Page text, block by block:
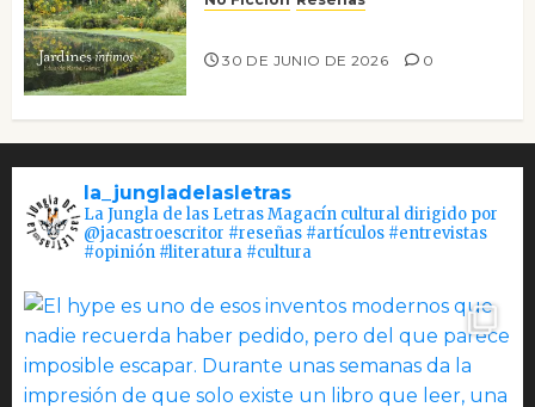
30 DE JUNIO DE 2026 0
la_jungladelasletras
La Jungla de las Letras Magacín cultural dirigido por
@jacastroescritor #reseñas #artículos #entrevistas
#opinión #literatura #cultura